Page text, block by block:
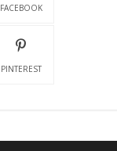
FACEBOOK
PINTEREST